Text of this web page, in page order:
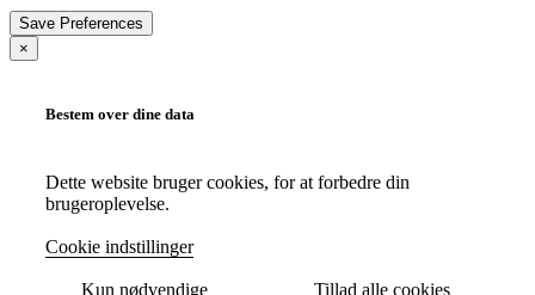
×
Bestem over dine data
Dette website bruger cookies, for at forbedre din
brugeroplevelse.
Cookie indstillinger
Kun nødvendige Tillad alle cookies